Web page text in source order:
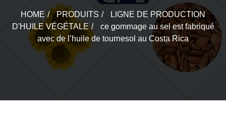
HOME PRODUITS
LIGNE DE PRODUCTION
D'HUILE VÉGÉTALE
ce gommage au sel est fabriqué
avec de l’huile de tournesol au Costa Rica